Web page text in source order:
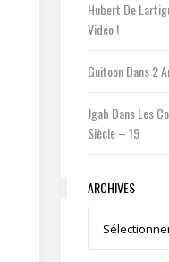
Hubert De
Vidéo !
GuitoonDans2
Jgab DansLes
Siècle – 19
ARCHIVES
Archives